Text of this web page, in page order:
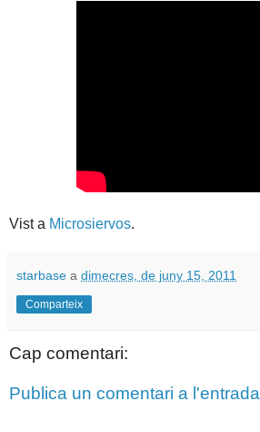
Vist a Microsiervos.
starbase a dimecres, de juny 15, 2011
Comparteix
Cap comentari:
Publica un comentari a l'entrada